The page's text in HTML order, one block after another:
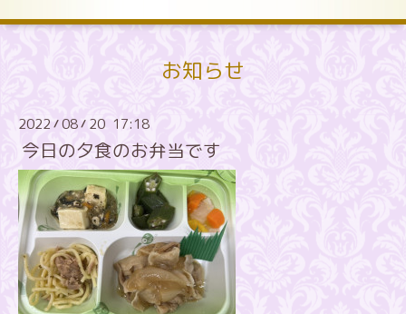
お知らせ
2022 /08/ 20 17:18
今日の夕食のお弁当です